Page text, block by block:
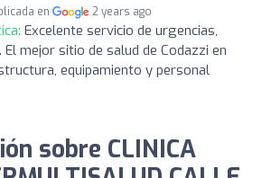
en 2 years ago
Excelente servicio de urgencias,
mejor sitio de salud de Codazzi en
equipamiento y personal
sobre CLINICA